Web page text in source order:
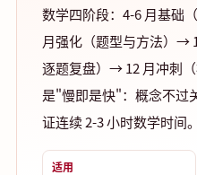
数学四阶段：4-6 月基础
月强化（题型与方法）→
逐题复盘）→ 12 月冲刺
是"慢即是快"：概念不过
证连续 2-3 小时数学时间。
适用